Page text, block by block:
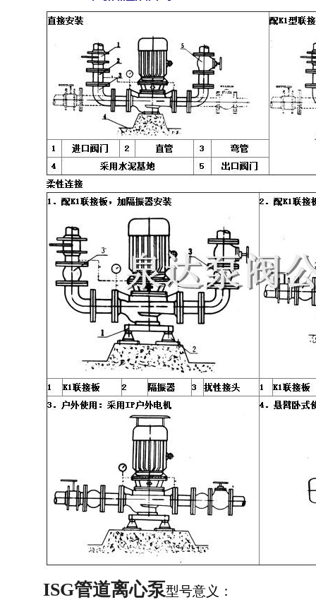
ISG管道离心泵型号意义：